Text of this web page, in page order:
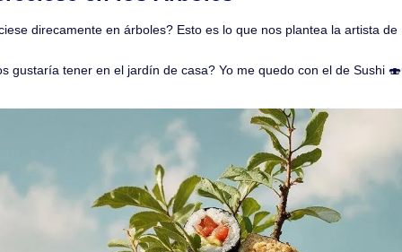
direcamente en árboles? Esto es lo que nos plantea la artista de
gustaría tener en el jardín de casa? Yo me quedo con el de Sushi 🍣